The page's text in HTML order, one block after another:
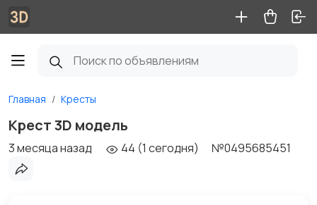
Главная Кресты
Крест 3D модель
3 месяца назад 44 (1 сегодня) №0495685451